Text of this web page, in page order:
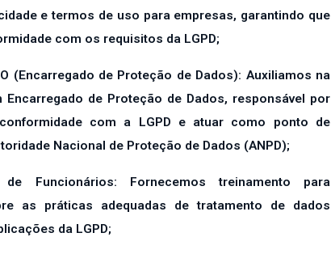
e termos de uso para empresas, garantindo que
com os requisitos da LGPD;
(Encarregado de Proteção de Dados): Auxiliamos na
Encarregado de Proteção de Dados, responsável por
com a LGPD e atuar como ponto de
Nacional de Proteção de Dados (ANPD);
Funcionários: Fornecemos treinamento para
as práticas adequadas de tratamento de dados
da LGPD;